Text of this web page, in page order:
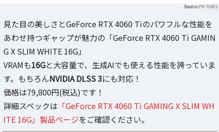
PR TIMES
見た目の美しさとGeForce RTX 4060 Tiのパワフルな性能を
あわせ持つギャップが魅力の「GeForce RTX 4060 Ti GAMIN
G X SLIM WHITE 16G」
VRAMも16Gと大容量で、生成AIでも使える性能を誇っていま
す。もちろんNVIDIA DLSS 3にも対応！
価格は79,800円(税込)です！
詳細スペックは 「GeForce RTX 4060 Ti GAMING X SLIM WH
ITE 16G」製品ページをご確認ください。